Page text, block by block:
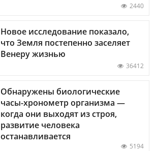
2440
Новое исследование показало,
что Земля постепенно заселяет
Венеру жизнью
36412
Обнаружены биологические
часы-хронометр организма —
когда они выходят из строя,
развитие человека
останавливается
5194